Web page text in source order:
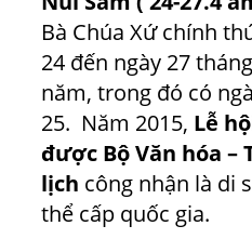
Bà Chúa Xứ chính
24 đến ngày 27
năm, trong đó có
25. Năm 2015, Lễ
được Bộ Văn hóa –
lịch công nhận là di
thể cấp quốc gia.